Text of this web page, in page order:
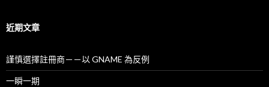
字
近期文章
謹慎選擇註冊商－－以 GNAME 為反例
一瞬一期